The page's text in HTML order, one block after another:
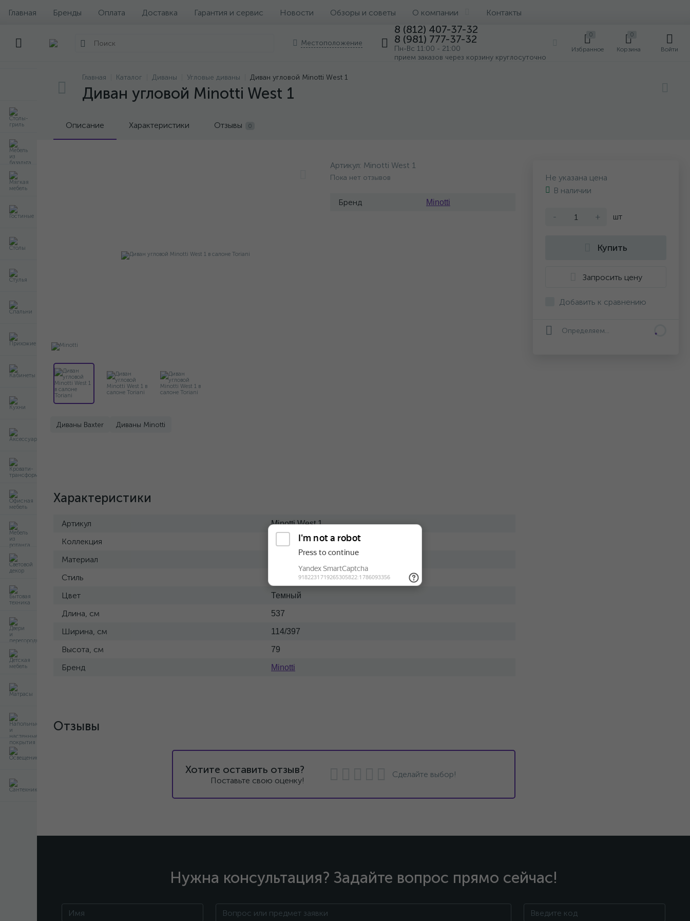
Главная Бренды Оплата Доставка Гарантия и сервис Новости Обзоры и советы О компании Контакты
Местоположение
8 (812) 407-37-32
8 (981) 777-37-32
Пн-Вс 11:00 - 21:00
прием заказов через корзину круглосуточно
0
Избранное
0
Корзина Войти
Главная Каталог Диваны Угловые диваны Диван угловой Minotti West 1
Диван угловой Minotti West 1
Описание Характеристики Отзывы 0
Артикул: Minotti West 1
Пока нет отзывов
Бренд Minotti
Диваны Baxter Диваны Minotti
Характеристики
Артикул Minotti West 1
Коллекция
Материал
Стиль Современный
Цвет Темный
Длина, см 537
Ширина, см 114/397
Высота, см 79
Бренд Minotti
Не указана цена
В наличии
- + шт
Купить
Запросить цену
Добавить к сравнению
Определяем...
Отзывы
Хотите оставить отзыв?
Поставьте свою оценку!
Сделайте выбор!
Нужна консультация? Задайте вопрос прямо сейчас!